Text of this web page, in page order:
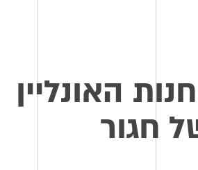
האונליין
חגור